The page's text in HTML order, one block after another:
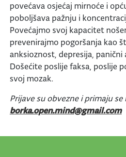
povećava osjećaj mirnoće i
poboljšava pažnju i
Povećajmo svoj kapacitet
prevenirajmo pogoršanja kao
anksioznost, depresija, panični
Došećite poslije faksa, poslije
svoj mozak.
Prijave su obvezne i primaju se
borka.open.mind@gmail.com